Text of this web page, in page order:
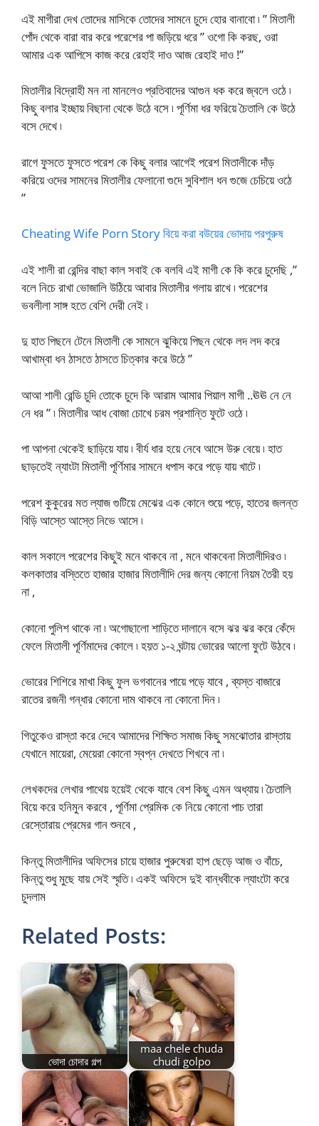
এই মাগীরা দেখ তোদের মাসিকে তোদের সামনে চুদে হোর বানাবো ৷ ” মিতালী
পোঁদ থেকে বারা বার করে পরেশের পা জড়িয়ে ধরে ” ওগো কি করছ, ওরা
আমার এক আপিসে কাজ করে রেহাই দাও আজ রেহাই দাও !”
মিতালীর বিদ্রোহী মন না মানলেও প্রতিবাদের আগুন ধক করে জ্বলে ওঠে ৷
কিছু বলার ইচ্ছায় বিছানা থেকে উঠে বসে ৷ পূর্ণিমা ধর ফরিয়ে চৈতালি কে উঠে
বসে দেখে ৷
রাগে ফুসতে ফুসতে পরেশ কে কিছু বলার আগেই পরেশ মিতালীকে দাঁড়
করিয়ে ওদের সামনের মিতালীর ফেলানো গুদে সুবিশাল ধন গুজে চেচিয়ে ওঠে
”
Cheating Wife Porn Story বিয়ে করা বউয়ের ভোদায় পরপুরুষ
এই শালী রা রেন্দির বাছা কাল সবাই কে বলবি এই মাগী কে কি করে চুদেছি ,”
বলে নিচে রাখা ভোজালি উঠিয়ে আবার মিতালীর গলায় রাখে ৷ পরেশের
ভবলীলা সাঙ্গ হতে বেশি দেরী নেই ৷
দু হাত পিছনে টেনে মিতালী কে সামনে ঝুকিয়ে পিছন থেকে লদ লদ করে
আখাম্বা ধন ঠাসতে ঠাসতে চিত্কার করে উঠে ”
আআ শালী রেন্ডি চুদি তোকে চুদে কি আরাম আমার পিয়াল মাগী ..ঊঊ নে নে
নে ধর ” ৷ মিতালীর আধ বোজা চোখে চরম প্রশান্তি ফুটে ওঠে ৷
পা আপনা থেকেই ছাড়িয়ে যায় ৷ বীর্য ধার হয়ে নেবে আসে উরু বেয়ে ৷ হাত
ছাড়তেই ন্যাংটা মিতালী পূর্ণিমার সামনে ধপাস করে পড়ে যায় খাটে ৷
পরেশ কুকুরের মত ল্যাজ গুটিয়ে মেঝের এক কোনে শুয়ে পড়ে, হাতের জলন্ত
বিড়ি আস্তে আস্তে নিভে আসে ৷
কাল সকালে পরেশের কিছুই মনে থাকবে না , মনে থাকবেনা মিতালীদিরও ৷
কলকাতার বস্তিতে হাজার হাজার মিতালীদি দের জন্য কোনো নিয়ম তৈরী হয়
না ,
কোনো পুলিশ থাকে না ৷ অগোছালো শাড়িতে দালানে বসে ঝর ঝর করে কেঁদে
ফেলে মিতালী পূর্ণিমাদের কোলে ৷ হয়ত ১-২ ঘন্টায় ভোরের আলো ফুটে উঠবে ৷
ভোরের শিশিরে মাখা কিছু ফুল ভগবানের পায়ে পড়ে যাবে , ব্যস্ত বাজারে
রাতের রজনী গন্ধার কোনো দাম থাকবে না কোনো দিন ৷
গিতুকেও রাস্তা করে দেবে আমাদের শিক্ষিত সমাজ কিছু সমঝোতার রাস্তায়
যেখানে মায়েরা, মেয়েরা কোনো স্বপ্ন দেখতে শিখবে না ৷
লেখকদের লেখার পাথেয় হয়েই থেকে যাবে বেশ কিছু এমন অধ্যায় ৷ চৈতালি
বিয়ে করে হনিমুন করবে , পূর্ণিমা প্রেমিক কে নিয়ে কোনো পাচ তারা
রেস্তোরায় প্রেমের গান শুনবে ,
কিন্তু মিতালীদির অফিসের চায়ে হাজার পুরুষেরা হাপ ছেড়ে আজ ও বাঁচে,
কিন্তু শুধু মুছে যায় সেই স্মৃতি ৷ একই অফিসে দুই বান্ধবীকে ল্যাংটো করে
চুদলাম
Related Posts:
ভোদা চোদার গল্প
maa chele chuda
chudi golpo